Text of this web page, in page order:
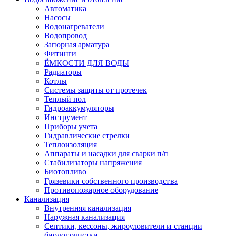
Автоматика
Насосы
Водонагреватели
Водопровод
Запорная арматура
Фитинги
ЁМКОСТИ ДЛЯ ВОДЫ
Радиаторы
Котлы
Системы защиты от протечек
Теплый пол
Гидроаккумуляторы
Инструмент
Приборы учета
Гидравлические стрелки
Теплоизоляция
Аппараты и насадки для сварки п/п
Стабилизаторы напряжения
Биотопливо
Грязевики собственного производства
Противопожарное оборудование
Канализация
Внутренняя канализация
Наружная канализация
Септики, кессоны, жироуловители и станции